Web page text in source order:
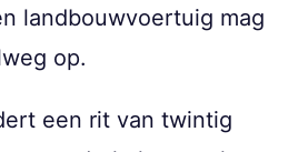
landbouwvoertuig mag
op.
een rit van twintig